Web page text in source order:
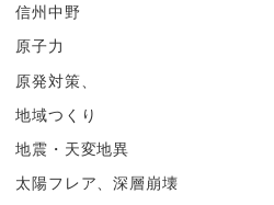
信州中野
原子力
原発対策、
地域つくり
地震・天変地異
太陽フレア、深層崩壊